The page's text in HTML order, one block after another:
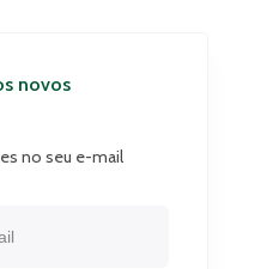
novos
no seu e-mail